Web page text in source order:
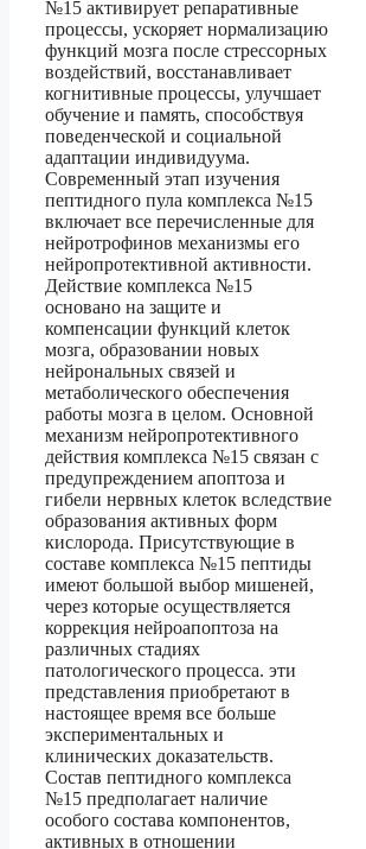
№15 активирует репаративные
процессы, ускоряет нормализацию
функций мозга после стрессорных
воздействий, восстанавливает
когнитивные процессы, улучшает
обучение и память, способствуя
поведенческой и социальной
адаптации индивидуума.
Современный этап изучения
пептидного пула комплекса №15
включает все перечисленные для
нейротрофинов механизмы его
нейропротективной активности.
Действие комплекса №15
основано на защите и
компенсации функций клеток
мозга, образовании новых
нейрональных связей и
метаболического обеспечения
работы мозга в целом. Основной
механизм нейропротективного
действия комплекса №15 связан с
предупреждением апоптоза и
гибели нервных клеток вследствие
образования активных форм
кислорода. Присутствующие в
составе комплекса №15 пептиды
имеют большой выбор мишеней,
через которые осуществляется
коррекция нейроапоптоза на
различных стадиях
патологического процесса. эти
представления приобретают в
настоящее время все больше
экспериментальных и
клинических доказательств.
Состав пептидного комплекса
№15 предполагает наличие
особого состава компонентов,
активных в отношении